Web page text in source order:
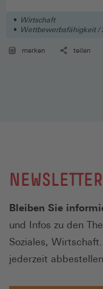
Wirtschaft
Wettbewerbsfähigkeit /
merken
teilen
Bleiben Sie
und Infos zu den
Soziales,
jederzeit